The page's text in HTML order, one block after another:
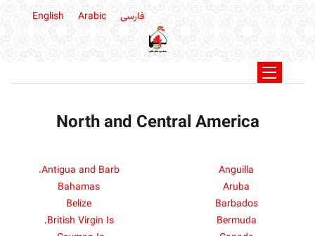
فارسی English Arabic
North and Central America
Anguilla
Antigua and Barb.
Aruba
Bahamas
Barbados
Belize
Bermuda
British Virgin Is.